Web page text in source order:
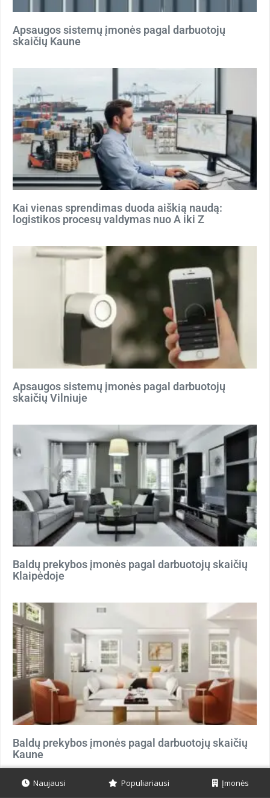
Apsaugos sistemų įmonės pagal darbuotojų
skaičių Kaune
Kai vienas sprendimas duoda aiškią naudą:
logistikos procesų valdymas nuo A iki Z
Apsaugos sistemų įmonės pagal darbuotojų
skaičių Vilniuje
Baldų prekybos įmonės pagal darbuotojų skaičių
Klaipėdoje
Baldų prekybos įmonės pagal darbuotojų skaičių
Kaune
Naujausi Populiariausi Įmonės